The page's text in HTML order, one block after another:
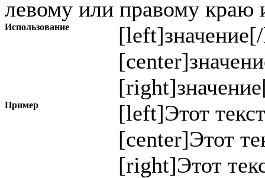
левому или правому краю
Использование [left]значение
[center]
[right]значение
Пример
[left]Этот
[center]Этот
[right]Этот